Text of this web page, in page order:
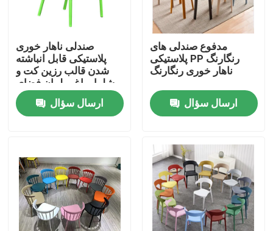
مبلمان اتاق منزل
مبلمان اتاق نشیمن
مبلمان اتاق ناهار خوری
صندلی بار
میزهای قهوه سفارشی
صندلی ناهار خوری
پلاستیکی قابل انباشته
شدن قالب رزین کت و
شلوار باغ مبلمان فضای
باز کارخانه
ارسال سؤال
مدفوع صندلی های
پلاستیکی PP رنگارنگ
ناهار خوری رنگارنگ
ارسال سؤال